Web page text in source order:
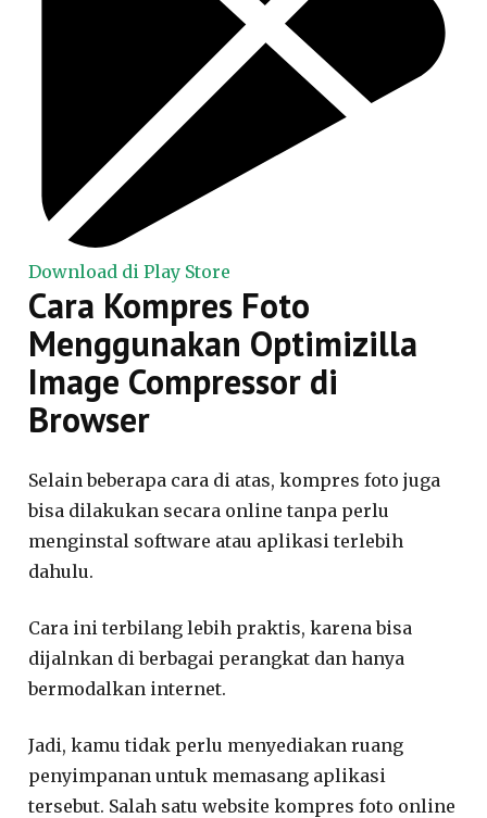
Download di Play Store
Cara Kompres Foto
Menggunakan Optimizilla
Image Compressor di
Browser
Selain beberapa cara di atas, kompres foto juga
bisa dilakukan secara online tanpa perlu
menginstal software atau aplikasi terlebih
dahulu.
Cara ini terbilang lebih praktis, karena bisa
dijalnkan di berbagai perangkat dan hanya
bermodalkan internet.
Jadi, kamu tidak perlu menyediakan ruang
penyimpanan untuk memasang aplikasi
tersebut. Salah satu website kompres foto online